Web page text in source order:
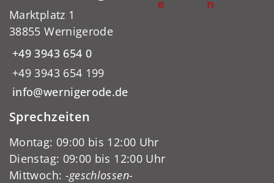
e
n
Marktplatz 1
38855 Wernigerode
+49 3943 654 0
+49 3943 654 199
info@wernigerode.de
Sprechzeiten
Montag: 09:00 bis 12:00 Uhr
Dienstag: 09:00 bis 12:00 Uhr
Mittwoch: -geschlossen-